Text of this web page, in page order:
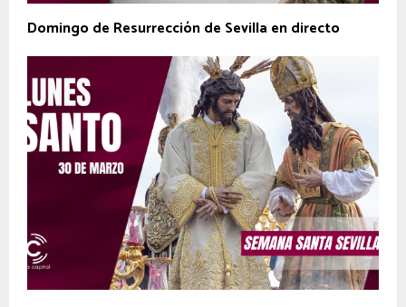
Domingo de Resurrección de Sevilla en directo